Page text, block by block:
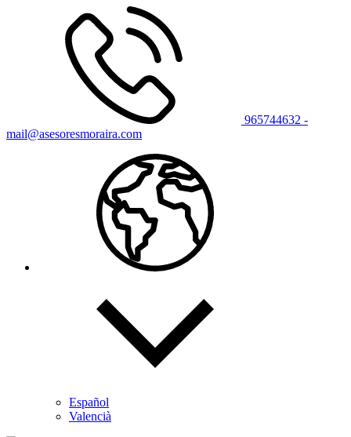
965744632 -
mail@asesoresmoraira.com
Español
Valencià